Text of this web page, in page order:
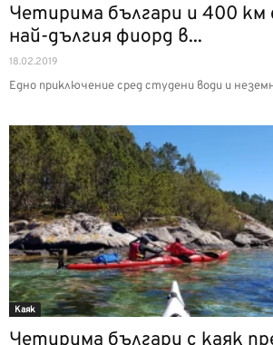
Четирима българи и 400 км
най-дългия фиорд в...
18.02.2019
Едно приключение сред студени води и
Каяк
Четирима българи с каяк